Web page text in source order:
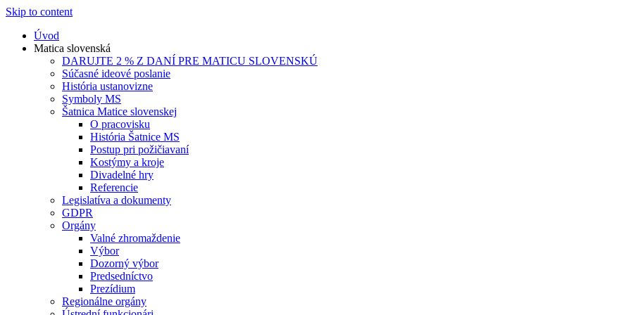
Skip to content
Úvod
Matica slovenská
DARUJTE 2 % Z DANÍ PRE MATICU SLOVENSKÚ
Súčasné ideové poslanie
História ustanovizne
Symboly MS
Šatnica Matice slovenskej
O pracovisku
História Šatnice MS
Postup pri požičiavaní
Kostýmy a kroje
Divadelné hry
Referencie
Legislatíva a dokumenty
GDPR
Orgány
Valné zhromaždenie
Výbor
Dozorný výbor
Predsedníctvo
Prezídium
Regionálne orgány